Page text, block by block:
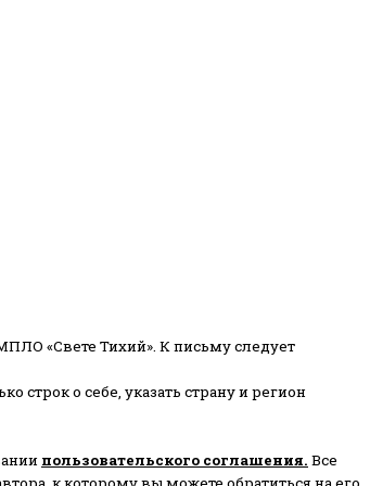
«Свете Тихий». К письму следует
строк о себе, указать страну и регион
пользовательского соглашения. Все